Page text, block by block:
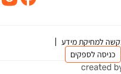
למחיקת מידע
כניסה לספקים